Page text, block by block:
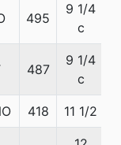
495
9 1/4
c
487
9 1/4
c
418 11 1/2